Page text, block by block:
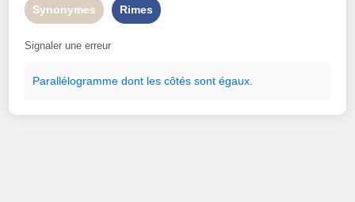
Synonymes Rimes
Signaler une erreur
Parallélogramme dont les côtés sont égaux.